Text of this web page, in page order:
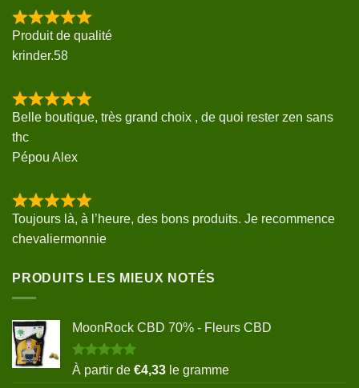
Produit de qualité
krinder.58
Belle boutique, très grand choix , de quoi rester zen sans
thc
Pépou Alex
Toujours là, à l’heure, des bons produits. Je recommence
chevaliermonnie
PRODUITS LES MIEUX NOTÉS
MoonRock CBD 70% - Fleurs CBD
Note5.00
sur 5
À partir de €4,33 le gramme